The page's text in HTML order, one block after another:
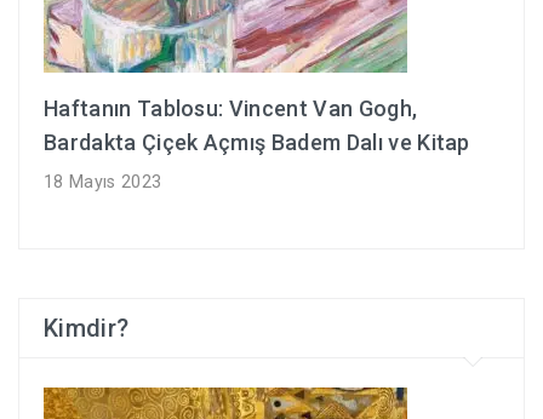
Haftanın Tablosu: Vincent Van Gogh,
Bardakta Çiçek Açmış Badem Dalı ve Kitap
18 Mayıs 2023
Kimdir?